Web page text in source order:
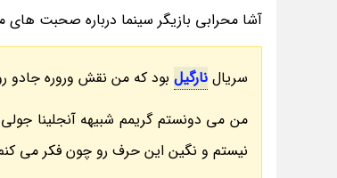
آشا محرابی بازیگر سینما درباره صحبت های مجری 2 شات و شباهتش به
سریال نارگیل بود که من نقش وروره جادو
من می دونستم گریمم شبیهه آنجلینا
نیستم و نگین این حرف رو چون فکر می